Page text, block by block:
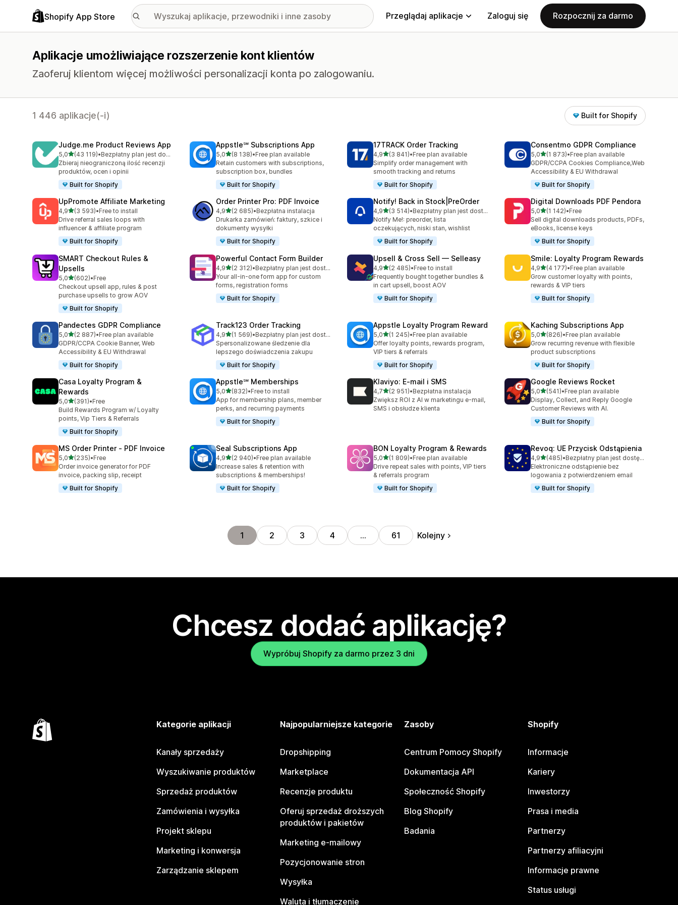
Shopify App Store Przeglądaj aplikacje Zaloguj się Rozpocznij za darmo
Aplikacje umożliwiające rozszerzenie kont klientów
Zaoferuj klientom więcej możliwości personalizacji konta po zalogowaniu.
1 446 aplikacje(-i) Built for Shopify
Judge.me Product Reviews App
5,0na 5 gwiazdek
(43 119)
Łączna liczba recenzji: 43119
•
Bezpłatny plan jest dostępny
Zbieraj nieograniczoną ilość recenzji
produktów, ocen i opinii
Built for Shopify
Appstle℠ Subscriptions App
5,0na 5 gwiazdek
(8 138)
Łączna liczba recenzji: 8138
•Free plan available
Retain customers with subscriptions,
subscription box, bundles
Built for Shopify
17TRACK Order Tracking
4,9na 5 gwiazdek
(3 841)
Łączna liczba recenzji: 3841
•Free plan available
Simplify order management with
smooth tracking and returns
Built for Shopify
Consentmo GDPR Compliance
5,0na 5 gwiazdek
(1 873)
Łączna liczba recenzji: 1873
•Free plan available
GDPR/CCPA Cookies Compliance,Web
Accessibility & EU Withdrawal
Built for Shopify
UpPromote Affiliate Marketing
4,9na 5 gwiazdek
(3 593)
Łączna liczba recenzji: 3593
•Free to install
Drive referral sales loops with
influencer & affiliate program
Built for Shopify
Order Printer Pro: PDF Invoice
4,9na 5 gwiazdek
(2 685)
Łączna liczba recenzji: 2685
•Bezpłatna instalacja
Drukarka zamówień: faktury, szkice i
dokumenty wysyłki
Built for Shopify
Notify! Back in Stock|PreOrder
4,9na 5 gwiazdek
(3 514)
Łączna liczba recenzji: 3514
•
Bezpłatny plan jest dostępny
Notify Me!: preorder, lista
oczekujących, niski stan, wishlist
Built for Shopify
Digital Downloads PDF Pendora
5,0na 5 gwiazdek
(1 142)
Łączna liczba recenzji: 1142
•Free
Sell digital downloads products, PDFs,
eBooks, license keys
Built for Shopify
SMART Checkout Rules &
Upsells
5,0na 5 gwiazdek
(602)
Łączna liczba recenzji: 602
•Free
Checkout upsell app, rules & post
purchase upsells to grow AOV
Built for Shopify
Powerful Contact Form Builder
4,9na 5 gwiazdek
(2 312)
Łączna liczba recenzji: 2312
•
Bezpłatny plan jest dostępny
Your all-in-one form app for custom
forms, registration forms
Built for Shopify
Upsell & Cross Sell — Selleasy
4,9na 5 gwiazdek
(2 485)
Łączna liczba recenzji: 2485
•Free to install
Frequently bought together bundles &
in cart upsell, boost AOV
Built for Shopify
Smile: Loyalty Program Rewards
4,9na 5 gwiazdek
(4 177)
Łączna liczba recenzji: 4177
•Free plan available
Grow customer loyalty with points,
rewards & VIP tiers
Built for Shopify
Pandectes GDPR Compliance
5,0na 5 gwiazdek
(2 887)
Łączna liczba recenzji: 2887
•Free plan available
GDPR/CCPA Cookie Banner, Web
Accessibility & EU Withdrawal
Built for Shopify
Track123 Order Tracking
4,9na 5 gwiazdek
(1 569)
Łączna liczba recenzji: 1569
•
Bezpłatny plan jest dostępny
Spersonalizowane śledzenie dla
lepszego doświadczenia zakupu
Built for Shopify
Appstle Loyalty Program Reward
5,0na 5 gwiazdek
(1 245)
Łączna liczba recenzji: 1245
•Free plan available
Offer loyalty points, rewards program,
VIP tiers & referrals
Built for Shopify
Kaching Subscriptions App
5,0na 5 gwiazdek
(826)
Łączna liczba recenzji: 826
•Free plan available
Grow recurring revenue with flexible
product subscriptions
Built for Shopify
Casa Loyalty Program &
Rewards
5,0na 5 gwiazdek
(391)
Łączna liczba recenzji: 391
•Free
Build Rewards Program w/ Loyalty
points, Vip Tiers & Referrals
Built for Shopify
Appstle℠ Memberships
5,0na 5 gwiazdek
(832)
Łączna liczba recenzji: 832
•Free to install
App for membership plans, member
perks, and recurring payments
Built for Shopify
Klaviyo: E‑mail i SMS
4,7na 5 gwiazdek
(2 951)
Łączna liczba recenzji: 2951
•Bezpłatna instalacja
Zwiększ ROI z AI w marketingu e-mail,
SMS i obsłudze klienta
Google Reviews Rocket
5,0na 5 gwiazdek
(541)
Łączna liczba recenzji: 541
•Free plan available
Display, Collect, and Reply Google
Customer Reviews with AI.
Built for Shopify
MS Order Printer ‑ PDF Invoice
5,0na 5 gwiazdek
(235)
Łączna liczba recenzji: 235
•Free
Order invoice generator for PDF
invoice, packing slip, receipt
Built for Shopify
Seal Subscriptions App
4,9na 5 gwiazdek
(2 940)
Łączna liczba recenzji: 2940
•Free plan available
Increase sales & retention with
subscriptions & memberships!
Built for Shopify
BON Loyalty Program & Rewards
5,0na 5 gwiazdek
(1 809)
Łączna liczba recenzji: 1809
•Free plan available
Drive repeat sales with points, VIP tiers
& referrals program
Built for Shopify
Revoq: UE Przycisk Odstąpienia
4,9na 5 gwiazdek
(485)
Łączna liczba recenzji: 485
•
Bezpłatny plan jest dostępny
Elektroniczne odstąpienie bez
logowania z potwierdzeniem email
Built for Shopify
1 2 3 4 … 61 Kolejny
Chcesz dodać aplikację?
Wypróbuj Shopify za darmo przez 3 dni
Kategorie aplikacji
Kanały sprzedaży
Wyszukiwanie produktów
Sprzedaż produktów
Zamówienia i wysyłka
Projekt sklepu
Marketing i konwersja
Zarządzanie sklepem
Najpopularniejsze kategorie
Dropshipping
Marketplace
Recenzje produktu
Oferuj sprzedaż droższych
produktów i pakietów
Marketing e-mailowy
Pozycjonowanie stron
Wysyłka
Waluta i tłumaczenie
Zasoby
Centrum Pomocy Shopify
Dokumentacja API
Społeczność Shopify
Blog Shopify
Badania
Shopify
Informacje
Kariery
Inwestorzy
Prasa i media
Partnerzy
Partnerzy afiliacyjni
Informacje prawne
Status usługi